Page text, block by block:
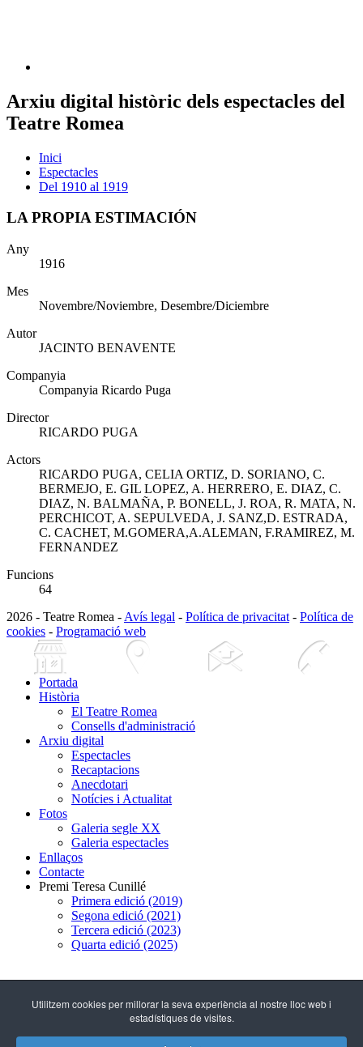
Arxiu digital històric dels espectacles del
Teatre Romea
Inici
Espectacles
Del 1910 al 1919
LA PROPIA ESTIMACIÓN
Any
1916
Mes
Novembre/Noviembre, Desembre/Diciembre
Autor
JACINTO BENAVENTE
Companyia
Companyia Ricardo Puga
Director
RICARDO PUGA
Actors
RICARDO PUGA, CELIA ORTIZ, D. SORIANO, C.
BERMEJO, E. GIL LOPEZ, A. HERRERO, E. DIAZ, C.
DIAZ, N. BALMAÑA, P. BONELL, J. ROA, R. MATA, N.
PERCHICOT, A. SEPULVEDA, J. SANZ,D. ESTRADA,
C. CACHET, M.GOMERA,A.ALEMAN, F.RAMIREZ, M.
FERNANDEZ
Funcions
64
2026 - Teatre Romea - Avís legal - Política de privacitat - Política de
cookies - Programació web
Portada
Història
El Teatre Romea
Consells d'administració
Arxiu digital
Espectacles
Recaptacions
Anecdotari
Notícies i Actualitat
Fotos
Galeria segle XX
Galeria espectacles
Enllaços
Contacte
Premi Teresa Cunillé
Primera edició (2019)
Segona edició (2021)
Tercera edició (2023)
Quarta edició (2025)
Utilitzem cookies per millorar la seva experiència al nostre lloc web i
estadístiques de visites.